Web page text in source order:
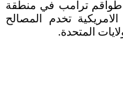
طواقم ترامب في منطقة
تخدم المصالح
المتحدة.